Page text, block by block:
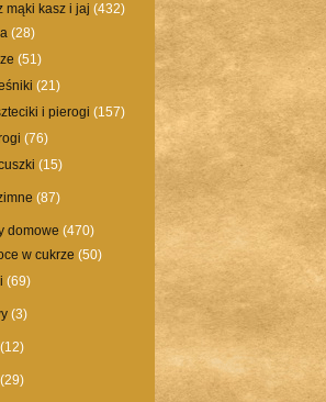
mąki kasz i jaj (432)
(28)
(51)
(21)
i pierogi (157)
(76)
(15)
(87)
domowe (470)
w cukrze (50)
(69)
(3)
(12)
(29)